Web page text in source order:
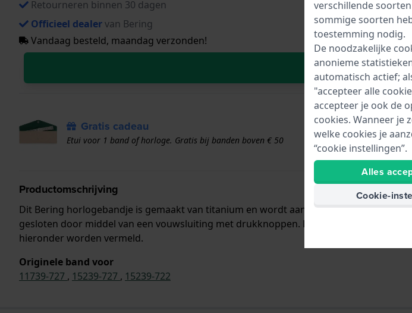
Retourneren binnen 30 dagen
Officieel dealervan Bering
Vandaag besteld, maandag verzonden!
In
Gratis cadeau
Etui voor 1 band of horloge. Gratis bij banden boven € 50
Productomschrijving
Dit Bering horlogebandje is gemaakt van titanium en wordt aan het horloge
gesloten door middel van een vouwsluiting met drukknoppen. De band heeft geen
hieronder worden vermeld.
Originele band voor
11739-727 , 15239-727 , 15239-722
verschillende soorten
sommige soorten
toestemming nodig.
De noodzakelijke
anonieme
automatisch actief;
"accepteer alle
accepteer je ook de
cookies. Wanneer je
welke cookies je
“cookie instellingen”.
Alles
Cookie-